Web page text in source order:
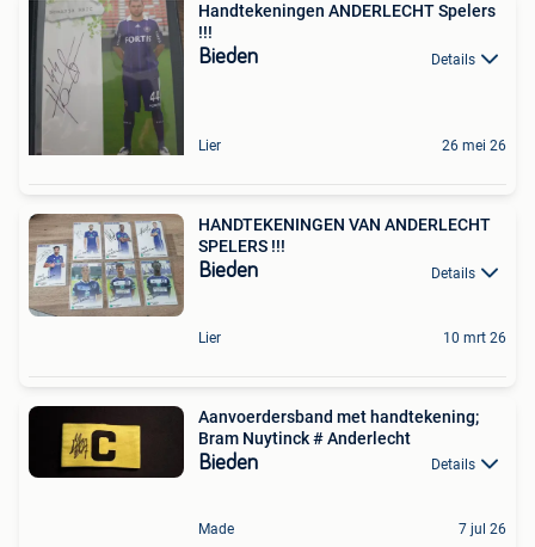
Handtekeningen ANDERLECHT Spelers
!!!
Bieden Details
Lier 26 mei 26
HANDTEKENINGEN VAN ANDERLECHT
SPELERS !!!
Bieden Details
Lier 10 mrt 26
Aanvoerdersband met handtekening;
Bram Nuytinck # Anderlecht
Bieden Details
Made 7 jul 26